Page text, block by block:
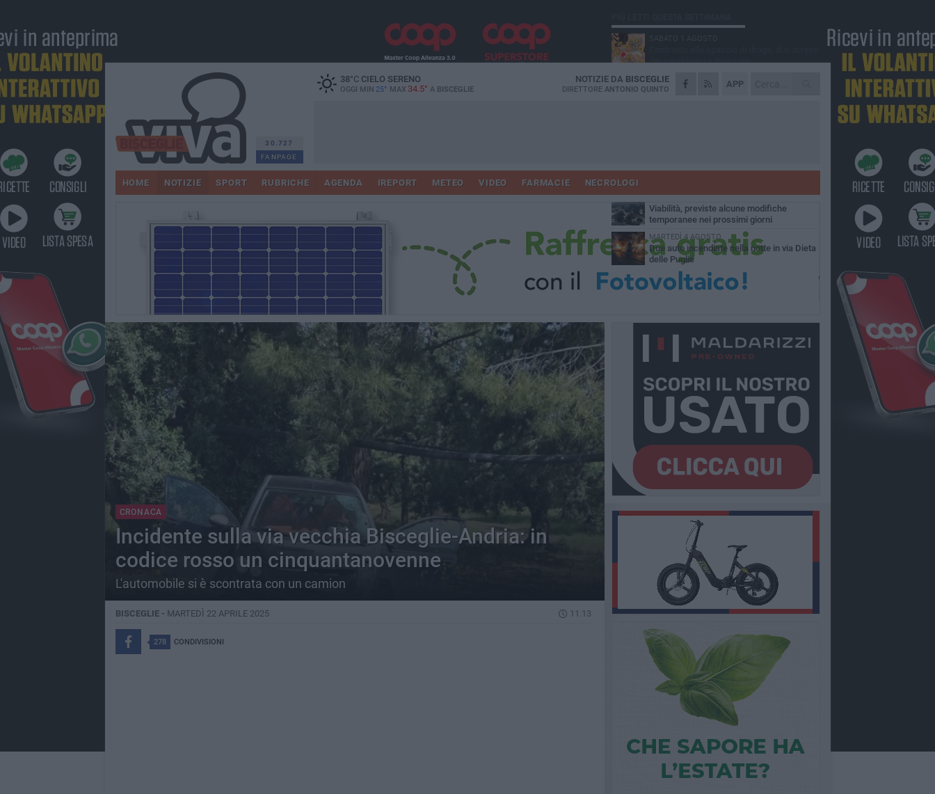
30.727
FANPAGE
38°CCIELO SERENO
OGGI MIN 25° MAX 34.5° A BISCEGLIE
APP
NOTIZIE DA BISCEGLIE
DIRETTORE ANTONIO QUINTO
HOME NOTIZIE SPORT RUBRICHE AGENDA IREPORT METEO VIDEO FARMACIE NECROLOGI
CRONACA
Incidente sulla via vecchia Bisceglie-Andria: in
codice rosso un cinquantanovenne
L'automobile si è scontrata con un camion
BISCEGLIE - MARTEDÌ 22 APRILE 2025 11.13
278 CONDIVISIONI
dei carabinieri a Bisceglie
VENERDÌ 31 LUGLIO
Torna l'appuntamento con la Pastasciutta
Dramma alla spiaggia Bi-Marmi: un
VENERDÌ 31 LUGLIO
Viabilità, previste alcune modifiche
temporanee nei prossimi giorni
MARTEDÌ 4 AGOSTO
Due auto incendiate nella notte in via Dieta
delle Puglie